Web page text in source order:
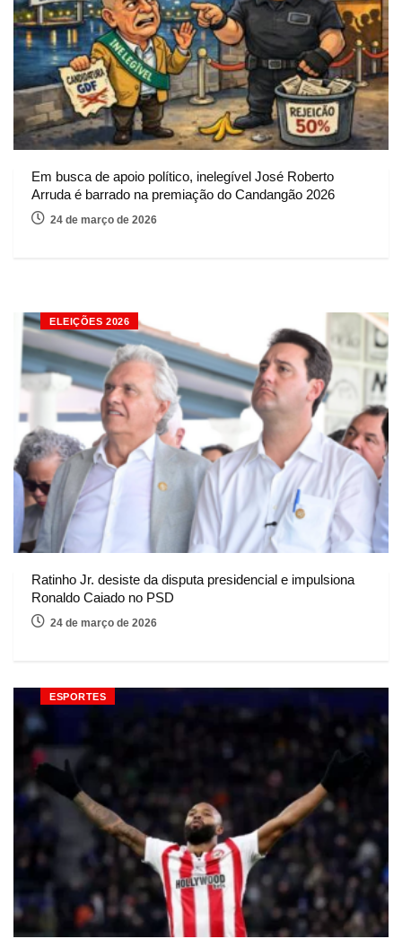
Em busca de apoio político, inelegível José Roberto
Arruda é barrado na premiação do Candangão 2026
24 de março de 2026
ELEIÇÕES 2026
Ratinho Jr. desiste da disputa presidencial e impulsiona
Ronaldo Caiado no PSD
24 de março de 2026
ESPORTES